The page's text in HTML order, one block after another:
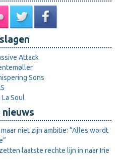
Attack
Sons
Soul
niet zijn ambitie: “Alles wordt
laatste rechte lijn in naar Irie